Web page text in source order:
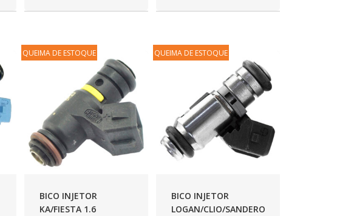
BICO INJETOR
KA/FIESTA 1.6
QUEIMA DE ESTOQUE
BICO INJETOR
LOGAN/CLIO/SANDERO
QUEIMA DE ESTOQUE